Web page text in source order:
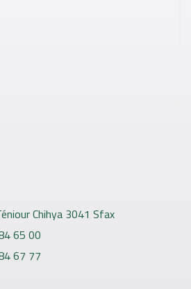
Chihya 3041 Sfax
65 00
67 77